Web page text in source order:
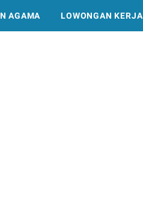
AGAMA LOWONGAN KERJA